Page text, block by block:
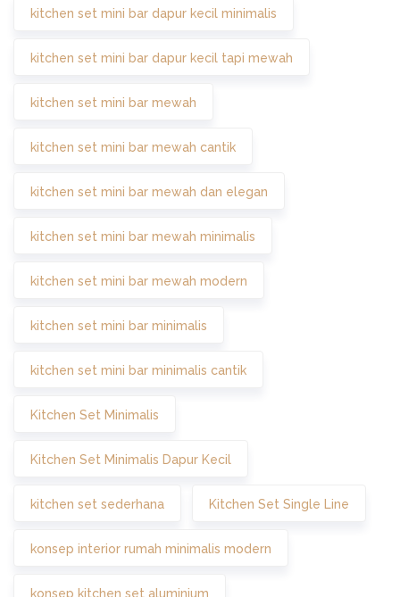
kitchen set mini bar dapur kecil minimalis
kitchen set mini bar dapur kecil tapi mewah
kitchen set mini bar mewah
kitchen set mini bar mewah cantik
kitchen set mini bar mewah dan elegan
kitchen set mini bar mewah minimalis
kitchen set mini bar mewah modern
kitchen set mini bar minimalis
kitchen set mini bar minimalis cantik
Kitchen Set Minimalis
Kitchen Set Minimalis Dapur Kecil
kitchen set sederhana Kitchen Set Single Line
konsep interior rumah minimalis modern
konsep kitchen set aluminium